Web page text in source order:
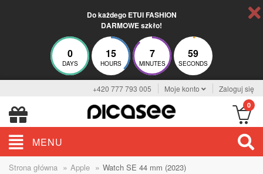
Do każdego ETUI FASHION
DARMOWE szkło!
0
DAYS
15
HOURS
7
MINUTES
59
SECONDS
+420 777 793 005 Moje konto Zaloguj się
0
MENU
Strona główna » Apple » Watch SE 44 mm (2023)